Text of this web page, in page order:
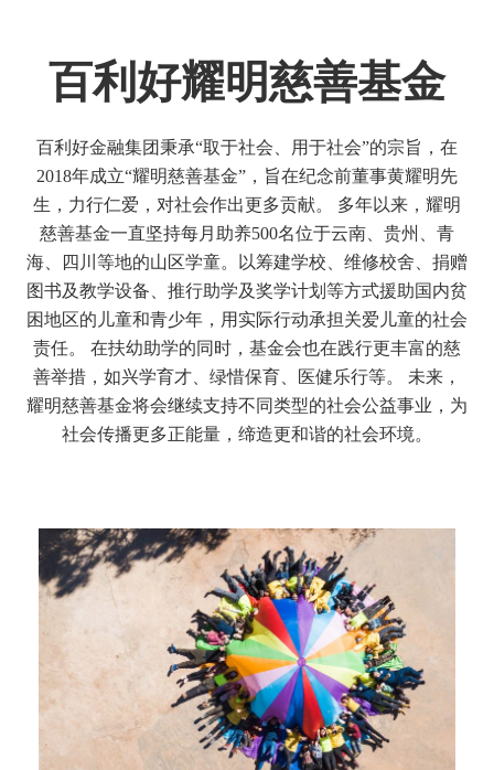
百利好耀明慈善基金
百利好金融集团秉承“取于社会、用于社会”的宗旨，在
2018年成立“耀明慈善基金”，旨在纪念前董事黄耀明先
生，力行仁爱，对社会作出更多贡献。 多年以来，耀明
慈善基金一直坚持每月助养500名位于云南、贵州、青
海、四川等地的山区学童。以筹建学校、维修校舍、捐赠
图书及教学设备、推行助学及奖学计划等方式援助国内贫
困地区的儿童和青少年，用实际行动承担关爱儿童的社会
责任。 在扶幼助学的同时，基金会也在践行更丰富的慈
善举措，如兴学育才、绿惜保育、医健乐行等。 未来，
耀明慈善基金将会继续支持不同类型的社会公益事业，为
社会传播更多正能量，缔造更和谐的社会环境。